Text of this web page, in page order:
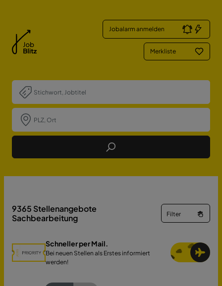
Jobalarm anmelden
Merkliste
Job Finden
9365 Stellenangebote
Sachbearbeitung
Filter
Schneller per Mail.
Bei neuen Stellen als Erstes informiert
werden!